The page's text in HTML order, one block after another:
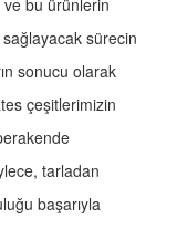
bu ürünlerin
sağlayacak sürecin
sonucu olarak
çeşitlerimizin
tarladan
başarıyla